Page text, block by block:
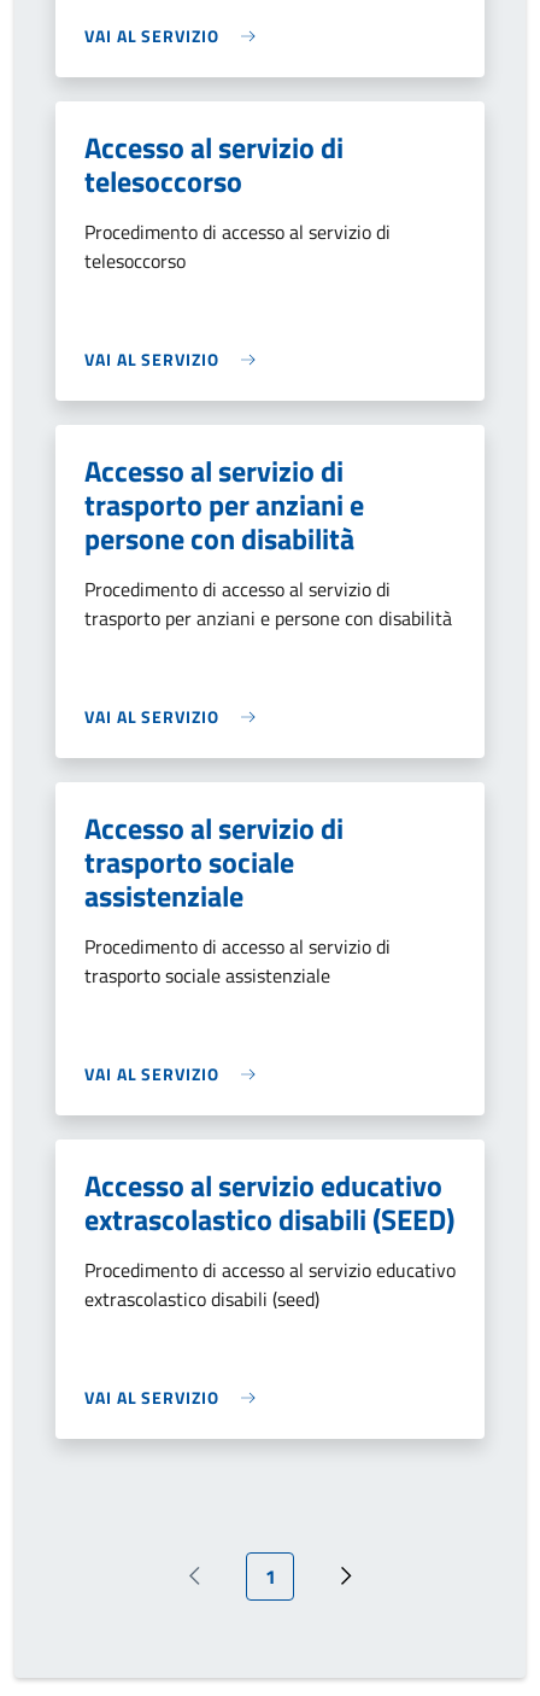
VAI AL SERVIZIO
Accesso al servizio di
telesoccorso
Procedimento di accesso al servizio di
telesoccorso
VAI AL SERVIZIO
Accesso al servizio di
trasporto per anziani e
persone con disabilità
Procedimento di accesso al servizio di
trasporto per anziani e persone con disabilità
VAI AL SERVIZIO
Accesso al servizio di
trasporto sociale
assistenziale
Procedimento di accesso al servizio di
trasporto sociale assistenziale
VAI AL SERVIZIO
Accesso al servizio educativo
extrascolastico disabili (SEED)
Procedimento di accesso al servizio educativo
extrascolastico disabili (seed)
VAI AL SERVIZIO
Pagina precedente
Pagina attuale
1 Prossima pagina